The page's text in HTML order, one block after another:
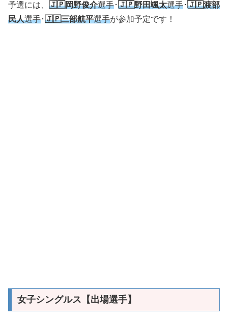
予選には、 🇯🇵岡野俊介選手･🇯🇵野田颯太選手･🇯🇵渡部
民人選手･🇯🇵三部航平選手が参加予定です！
女子シングルス【出場選手】